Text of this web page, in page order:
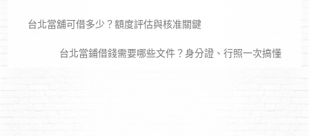
台北當舖可借多少？額度評估與核准關鍵
台北當鋪借錢需要哪些文件？身分證、行照一次搞懂